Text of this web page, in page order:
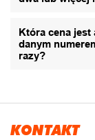
Która cena
danym
razy?
KONTAKT